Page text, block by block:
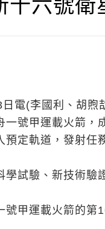
十六號衛
電(李國利、胡煦
一號甲運載火箭，
預定軌道，發射任
學試驗、新技術驗
號甲運載火箭的第